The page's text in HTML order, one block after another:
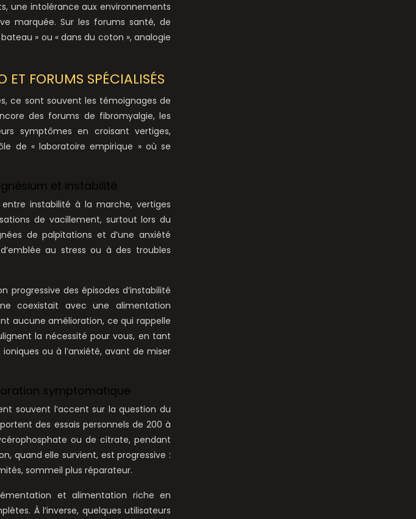
une intolérance aux environnements
marquée. Sur les forums santé, de
» ou « dans du coton », analogie
FORUMS SPÉCIALISÉS
ce sont souvent les témoignages de
des forums de fibromyalgie, les
symptômes en croisant vertiges,
de « laboratoire empirique » où se
et instabilité
entre instabilité à la marche, vertiges
de vacillement, surtout lors du
de palpitations et d’une anxiété
au stress ou à des troubles
des épisodes d’instabilité
coexistait avec une alimentation
aucune amélioration, ce qui rappelle
la nécessité pour vous, en tant
ou à l’anxiété, avant de miser
symptomatique
souvent l’accent sur la question du
des essais personnels de 200 à
ou de citrate, pendant
quand elle survient, est progressive :
sommeil plus réparateur.
et alimentation riche en
À l’inverse, quelques utilisateurs